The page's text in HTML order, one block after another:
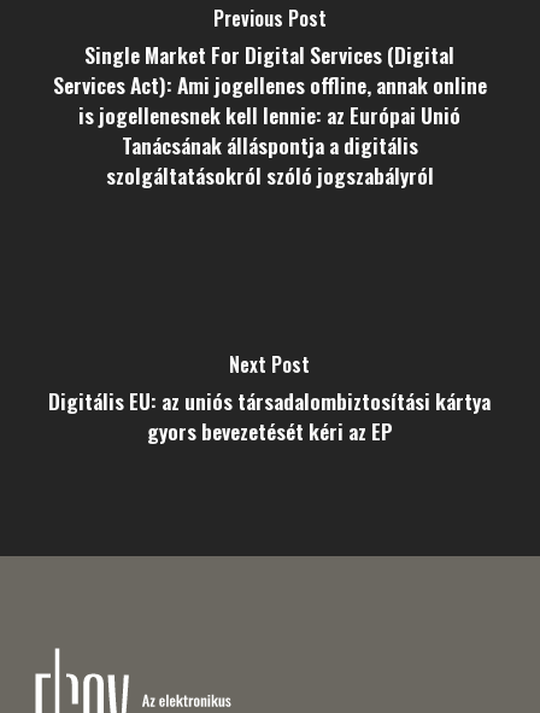
Previous Post
Single Market For Digital Services (Digital
Services Act): Ami jogellenes offline, annak online
is jogellenesnek kell lennie: az Európai Unió
Tanácsának álláspontja a digitális
szolgáltatásokról szóló jogszabályról
Next Post
Digitális EU: az uniós társadalombiztosítási kártya
gyors bevezetését kéri az EP